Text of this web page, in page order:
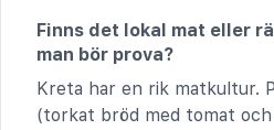
Finns det lokal mat eller
man bör prova?
Kreta har en rik matkultur.
(torkat bröd med tomat